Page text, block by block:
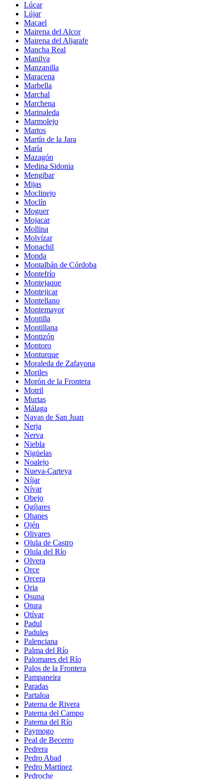
Lúcar
Lújar
Macael
Mairena del Alcor
Mairena del Aljarafe
Mancha Real
Manilva
Manzanilla
Maracena
Marbella
Marchal
Marchena
Marinaleda
Marmolejo
Martos
Martín de la Jara
María
Mazagón
Medina Sidonia
Mengibar
Mijas
Moclinejo
Moclín
Moguer
Mojacar
Mollina
Molvízar
Monachil
Monda
Montalbán de Córdoba
Montefrío
Montejaque
Montejicar
Montellano
Montemayor
Montilla
Montillana
Montizón
Montoro
Monturque
Moraleda de Zafayona
Moriles
Morón de la Frontera
Motril
Murtas
Málaga
Navas de San Juan
Nerja
Nerva
Niebla
Nigüelas
Noalejo
Nueva-Carteya
Níjar
Nívar
Obejo
Ogíjares
Ohanes
Ojén
Olivares
Olula de Castro
Olula del Río
Olvera
Orce
Orcera
Oria
Osuna
Otura
Otívar
Padul
Padules
Palenciana
Palma del Río
Palomares del Río
Palos de la Frontera
Pampaneira
Paradas
Partaloa
Paterna de Rivera
Paterna del Campo
Paterna del Río
Paymogo
Peal de Becerro
Pedrera
Pedro Abad
Pedro Martínez
Pedroche